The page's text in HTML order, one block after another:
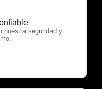
nuestra seguridad y